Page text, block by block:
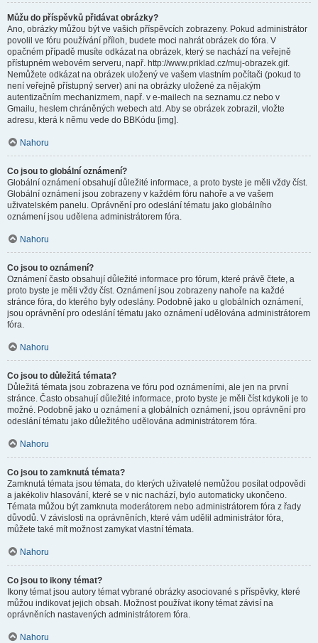
Můžu do příspěvků přidávat obrázky?
Ano, obrázky můžou být ve vašich příspěvcích zobrazeny. Pokud administrátor
povolil ve fóru používání příloh, budete moci nahrát obrázek do fóra. V
opačném případě musíte odkázat na obrázek, který se nachází na veřejně
přístupném webovém serveru, např. http://www.priklad.cz/muj-obrazek.gif.
Nemůžete odkázat na obrázek uložený ve vašem vlastním počítači (pokud to
není veřejně přístupný server) ani na obrázky uložené za nějakým
autentizačním mechanizmem, např. v e-mailech na seznamu.cz nebo v
Gmailu, heslem chráněných webech atd. Aby se obrázek zobrazil, vložte
adresu, která k němu vede do BBKódu [img].
Nahoru
Co jsou to globální oznámení?
Globální oznámení obsahují důležité informace, a proto byste je měli vždy číst.
Globální oznámení jsou zobrazeny v každém fóru nahoře a ve vašem
uživatelském panelu. Oprávnění pro odeslání tématu jako globálního
oznámení jsou udělena administrátorem fóra.
Nahoru
Co jsou to oznámení?
Oznámení často obsahují důležité informace pro fórum, které právě čtete, a
proto byste je měli vždy číst. Oznámení jsou zobrazeny nahoře na každé
stránce fóra, do kterého byly odeslány. Podobně jako u globálních oznámení,
jsou oprávnění pro odeslání tématu jako oznámení udělována administrátorem
fóra.
Nahoru
Co jsou to důležitá témata?
Důležitá témata jsou zobrazena ve fóru pod oznámeními, ale jen na první
stránce. Často obsahují důležité informace, proto byste je měli číst kdykoli je to
možné. Podobně jako u oznámení a globálních oznámení, jsou oprávnění pro
odeslání tématu jako důležitého udělována administrátorem fóra.
Nahoru
Co jsou to zamknutá témata?
Zamknutá témata jsou témata, do kterých uživatelé nemůžou posílat odpovědi
a jakékoliv hlasování, které se v nic nachází, bylo automaticky ukončeno.
Témata můžou být zamknuta moderátorem nebo administrátorem fóra z řady
důvodů. V závislosti na oprávněních, které vám udělil administrátor fóra,
můžete také mít možnost zamykat vlastní témata.
Nahoru
Co jsou to ikony témat?
Ikony témat jsou autory témat vybrané obrázky asociované s příspěvky, které
můžou indikovat jejich obsah. Možnost používat ikony témat závisí na
oprávněních nastavených administrátorem fóra.
Nahoru